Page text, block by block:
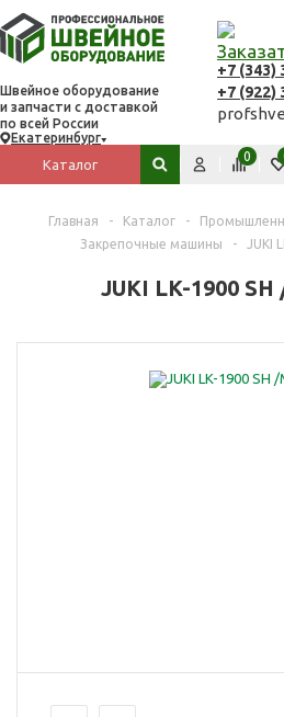
Швейное оборудование
и запчасти с доставкой
по всей России
Екатеринбург
+7 (343)
+7 (922)
Каталог
Поиск по сайту
0
Главная - Каталог -
Закрепочные машины
- JUKI
JUKI LK-1900 SH